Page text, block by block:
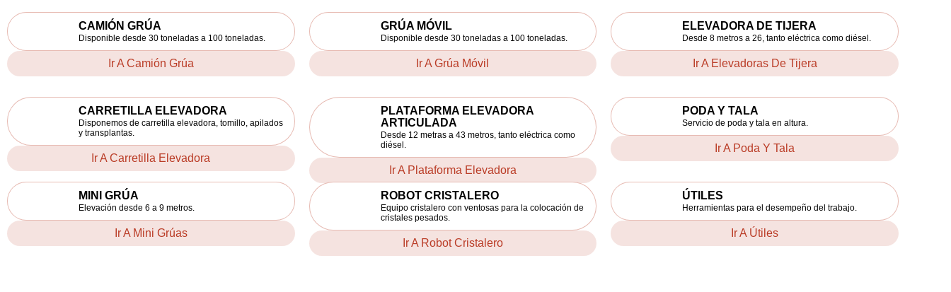
CAMIÓN GRÚA
Disponible desde 30 toneladas a 100 toneladas.
Ir A Camión Grúa
GRÚA MÓVIL
Disponible desde 30 toneladas a 100 toneladas.
Ir A Grúa Móvil
ELEVADORA DE TIJERA
Desde 8 metros a 26, tanto eléctrica como diésel.
Ir A Elevadoras De Tijera
CARRETILLA ELEVADORA
Disponemos de carretilla elevadora, tomillo, apilados
y transplantas.
Ir A Carretilla Elevadora
PLATAFORMA ELEVADORA
ARTICULADA
Desde 12 metras a 43 metros, tanto eléctrica como
diésel.
Ir A Plataforma Elevadora
PODA Y TALA
Servicio de poda y tala en altura.
Ir A Poda Y Tala
MINI GRÚA
Elevación desde 6 a 9 metros.
Ir A Mini Grúas
ROBOT CRISTALERO
Equipo cristalero con ventosas para la colocación de
cristales pesados.
Ir A Robot Cristalero
ÚTILES
Herramientas para el desempeño del trabajo.
Ir A Útiles